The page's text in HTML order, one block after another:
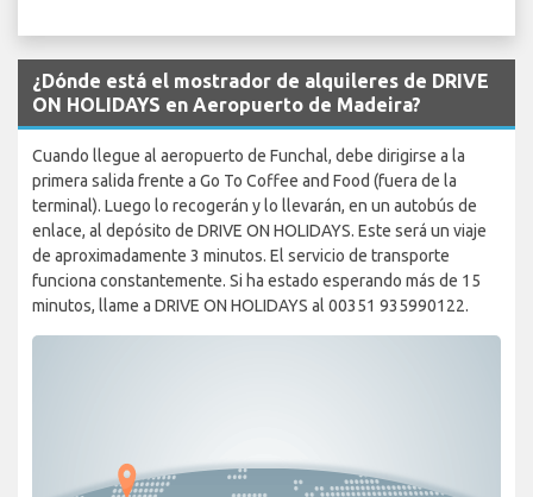
¿Dónde está el mostrador de alquileres de DRIVE
ON HOLIDAYS en Aeropuerto de Madeira?
Cuando llegue al aeropuerto de Funchal, debe dirigirse a la
primera salida frente a Go To Coffee and Food (fuera de la
terminal). Luego lo recogerán y lo llevarán, en un autobús de
enlace, al depósito de DRIVE ON HOLIDAYS. Este será un viaje
de aproximadamente 3 minutos. El servicio de transporte
funciona constantemente. Si ha estado esperando más de 15
minutos, llame a DRIVE ON HOLIDAYS al 00351 935990122.